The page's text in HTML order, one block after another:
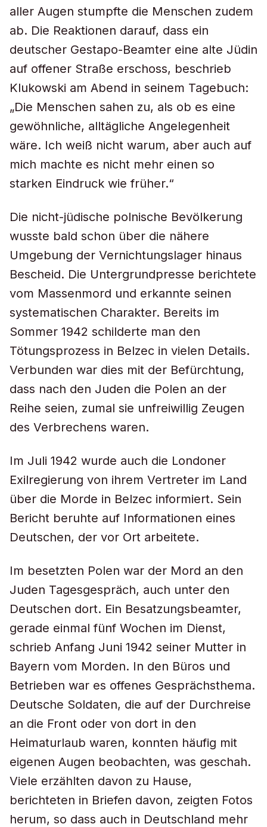
aller Augen stumpfte die Menschen zudem
ab. Die Reaktionen darauf, dass ein
deutscher Gestapo-Beamter eine alte Jüdin
auf offener Straße erschoss, beschrieb
Klukowski am Abend in seinem Tagebuch:
„Die Menschen sahen zu, als ob es eine
gewöhnliche, alltägliche Angelegenheit
wäre. Ich weiß nicht warum, aber auch auf
mich machte es nicht mehr einen so
starken Eindruck wie früher.“
Die nicht-jüdische polnische Bevölkerung
wusste bald schon über die nähere
Umgebung der Vernichtungslager hinaus
Bescheid. Die Untergrundpresse berichtete
vom Massenmord und erkannte seinen
systematischen Charakter. Bereits im
Sommer 1942 schilderte man den
Tötungsprozess in Belzec in vielen Details.
Verbunden war dies mit der Befürchtung,
dass nach den Juden die Polen an der
Reihe seien, zumal sie unfreiwillig Zeugen
des Verbrechens waren.
Im Juli 1942 wurde auch die Londoner
Exilregierung von ihrem Vertreter im Land
über die Morde in Belzec informiert. Sein
Bericht beruhte auf Informationen eines
Deutschen, der vor Ort arbeitete.
Im besetzten Polen war der Mord an den
Juden Tagesgespräch, auch unter den
Deutschen dort. Ein Besatzungsbeamter,
gerade einmal fünf Wochen im Dienst,
schrieb Anfang Juni 1942 seiner Mutter in
Bayern vom Morden. In den Büros und
Betrieben war es offenes Gesprächsthema.
Deutsche Soldaten, die auf der Durchreise
an die Front oder von dort in den
Heimaturlaub waren, konnten häufig mit
eigenen Augen beobachten, was geschah.
Viele erzählten davon zu Hause,
berichteten in Briefen davon, zeigten Fotos
herum, so dass auch in Deutschland mehr